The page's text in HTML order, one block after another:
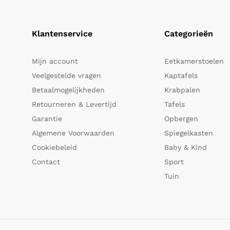
Klantenservice
Mijn account
Veelgestelde vragen
Betaalmogelijkheden
Retourneren & Levertijd
Garantie
Algemene Voorwaarden
Cookiebeleid
Contact
Categorieën
Eetkamerstoelen
Kaptafels
Krabpalen
Tafels
Opbergen
Spiegelkasten
Baby & Kind
Sport
Tuin